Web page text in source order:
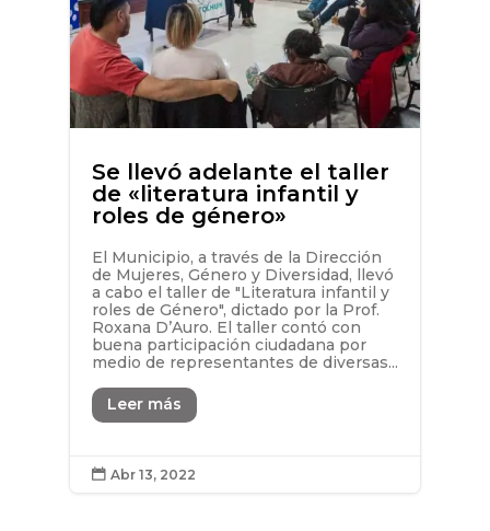
Se llevó adelante el taller
de «literatura infantil y
roles de género»
El Municipio, a través de la Dirección
de Mujeres, Género y Diversidad, llevó
a cabo el taller de "Literatura infantil y
roles de Género", dictado por la Prof.
Roxana D’Auro. El taller contó con
buena participación ciudadana por
medio de representantes de diversas...
Leer más
 Abr 13, 2022